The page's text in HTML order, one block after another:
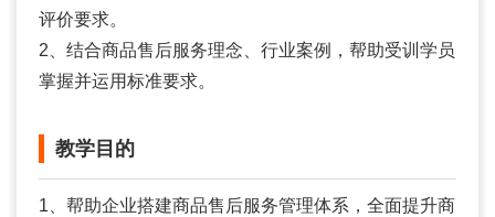
评价要求。
2、结合商品售后服务理念、行业案例，帮助受训学员
掌握并运用标准要求。
教学目的
1、帮助企业搭建商品售后服务管理体系，全面提升商